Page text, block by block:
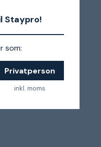
Staypro!
som:
Privatperson
inkl. moms